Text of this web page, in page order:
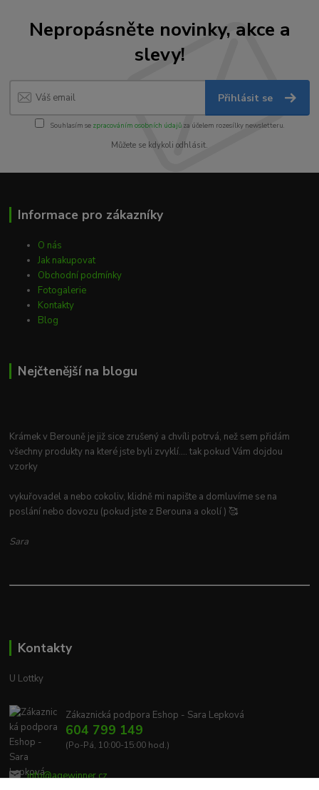
Nepropásněte novinky, akce a
slevy!
Přihlásit se
Souhlasím se zpracováním osobních údajůza účelem rozesílky newsletteru.
Můžete se kdykoli odhlásit.
Informace pro zákazníky
O nás
Jak nakupovat
Obchodní podmínky
Fotogalerie
Kontakty
Blog
Nejčtenější na blogu
Krámek v Berouně je již sice zrušený a chvíli potrvá, než sem přidám
všechny produkty na které jste byli zvyklí.... tak pokud Vám dojdou
vzorky
vykuřovadel a nebo cokoliv, klidně mi napište a domluvíme se na
poslání nebo dovozu (pokud jste z Berouna a okolí ) 🥰
Sara
Kontakty
U Lottky
Zákaznická podpora Eshop - Sara Lepková
604 799 149
(Po-Pá, 10:00-15:00 hod.)
info@agewinner.cz